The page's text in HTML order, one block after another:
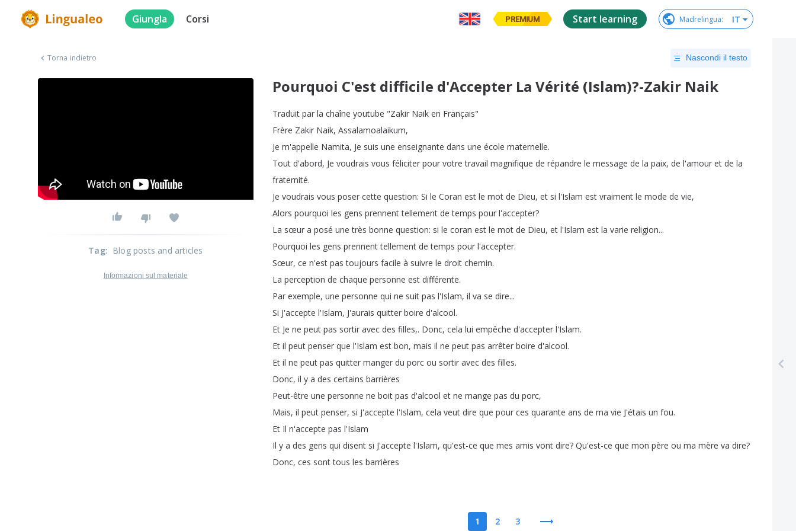
Giungla Corsi PREMIUM Start learning Madrelingua: IT
Torna indietro Nascondi il testo
Pourquoi C'est difficile d'Accepter La Vérité (Islam)?-Zakir Naik
Traduit par la chaîne youtube "Zakir Naik en Français"
Frère Zakir Naik, Assalamoalaikum,
Je m'appelle Namita, Je suis une enseignante dans une école maternelle.
Tout d'abord, Je voudrais vous féliciter pour votre travail magnifique de répandre le message de la paix, de l'amour et de la
fraternité.
Je voudrais vous poser cette question: Si le Coran est le mot de Dieu, et si l'Islam est vraiment le mode de vie,
Alors pourquoi les gens prennent tellement de temps pour l'accepter?
La sœur a posé une très bonne question: si le coran est le mot de Dieu, et l'Islam est la varie religion...
Pourquoi les gens prennent tellement de temps pour l'accepter.
Sœur, ce n'est pas toujours facile à suivre le droit chemin.
La perception de chaque personne est différente.
Par exemple, une personne qui ne suit pas l'Islam, il va se dire...
Si J'accepte l'Islam, J'aurais quitter boire d'alcool.
Et Je ne peut pas sortir avec des filles,. Donc, cela lui empêche d'accepter l'Islam.
Et il peut penser que l'Islam est bon, mais il ne peut pas arrêter boire d'alcool.
Et il ne peut pas quitter manger du porc ou sortir avec des filles.
Donc, il y a des certains barrières
Peut-être une personne ne boit pas d'alcool et ne mange pas du porc,
Mais, il peut penser, si J'accepte l'Islam, cela veut dire que pour ces quarante ans de ma vie J'étais un fou.
Et Il n'accepte pas l'Islam
Il y a des gens qui disent si J'accepte l'Islam, qu'est-ce que mes amis vont dire? Qu'est-ce que mon père ou ma mère va dire?
Donc, ces sont tous les barrières
1 2 3
Tag: Blog posts and articles
Informazioni sul materiale